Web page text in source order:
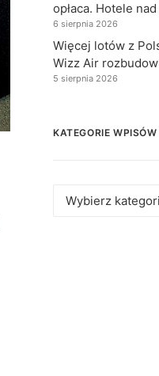
opłaca. Hotele
6 sierpnia 2026
Więcej lotów z
Wizz Air
5 sierpnia 2026
KATEGORIE WPISÓW
Kategorie